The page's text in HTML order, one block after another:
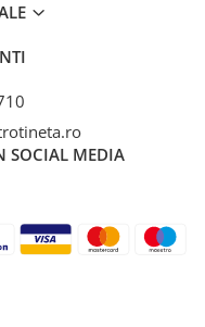
SOCIAL MEDIA